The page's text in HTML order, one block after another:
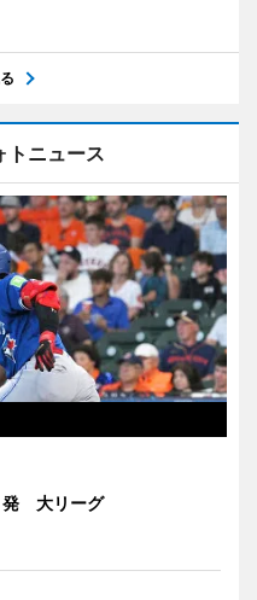
トニュース
発 大リーグ